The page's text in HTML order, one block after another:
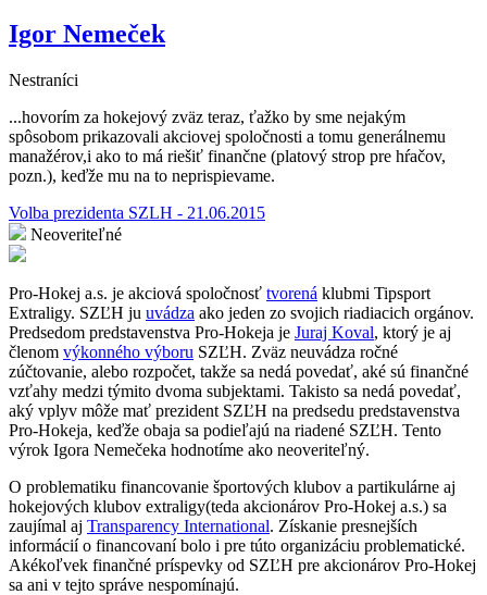
Igor Nemeček
Nestraníci
...hovorím za hokejový zväz teraz, ťažko by sme nejakým
spôsobom prikazovali akciovej spoločnosti a tomu generálnemu
manažérov,i ako to má riešiť finančne (platový strop pre hŕačov,
pozn.), keďže mu na to neprispievame.
Volba prezidenta SZLH - 21.06.2015
Neoveriteľné
Pro-Hokej a.s. je akciová spoločnosť tvorená klubmi Tipsport
Extraligy. SZĽH ju uvádza ako jeden zo svojich riadiacich orgánov.
Predsedom predstavenstva Pro-Hokeja je Juraj Koval, ktorý je aj
členom výkonného výboru SZĽH. Zväz neuvádza ročné
zúčtovanie, alebo rozpočet, takže sa nedá povedať, aké sú finančné
vzťahy medzi týmito dvoma subjektami. Takisto sa nedá povedať,
aký vplyv môže mať prezident SZĽH na predsedu predstavenstva
Pro-Hokeja, keďže obaja sa podieľajú na riadené SZĽH. Tento
výrok Igora Nemečeka hodnotíme ako neoveriteľný.
O problematiku financovanie športových klubov a partikulárne aj
hokejových klubov extraligy(teda akcionárov Pro-Hokej a.s.) sa
zaujímal aj Transparency International. Získanie presnejších
informácií o financovaní bolo i pre túto organizáciu problematické.
Akékoľvek finančné príspevky od SZĽH pre akcionárov Pro-Hokej
sa ani v tejto správe nespomínajú.